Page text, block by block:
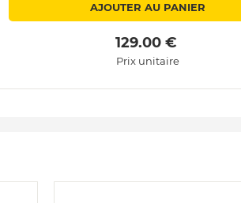
AJOUTER AU PANIER
129.00 €
Prix unitaire